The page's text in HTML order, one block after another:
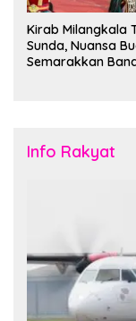
Kirab Milangkala
Sunda, Nuansa
Semarakkan
Info Rakyat